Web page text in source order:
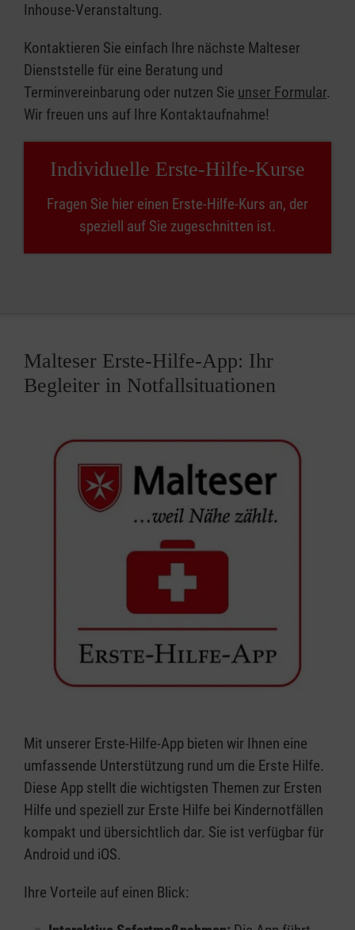
Inhouse-Veranstaltung.
Kontaktieren Sie einfach Ihre nächste Malteser
Dienststelle für eine Beratung und
Terminvereinbarung oder nutzen Sie unser Formular.
Wir freuen uns auf Ihre Kontaktaufnahme!
Individuelle Erste-Hilfe-Kurse
Fragen Sie hier einen Erste-Hilfe-Kurs an, der
speziell auf Sie zugeschnitten ist.
Malteser Erste-Hilfe-App: Ihr
Begleiter in Notfallsituationen
Mit unserer Erste-Hilfe-App bieten wir Ihnen eine
umfassende Unterstützung rund um die Erste Hilfe.
Diese App stellt die wichtigsten Themen zur Ersten
Hilfe und speziell zur Erste Hilfe bei Kindernotfällen
kompakt und übersichtlich dar. Sie ist verfügbar für
Android und iOS.
Ihre Vorteile auf einen Blick: